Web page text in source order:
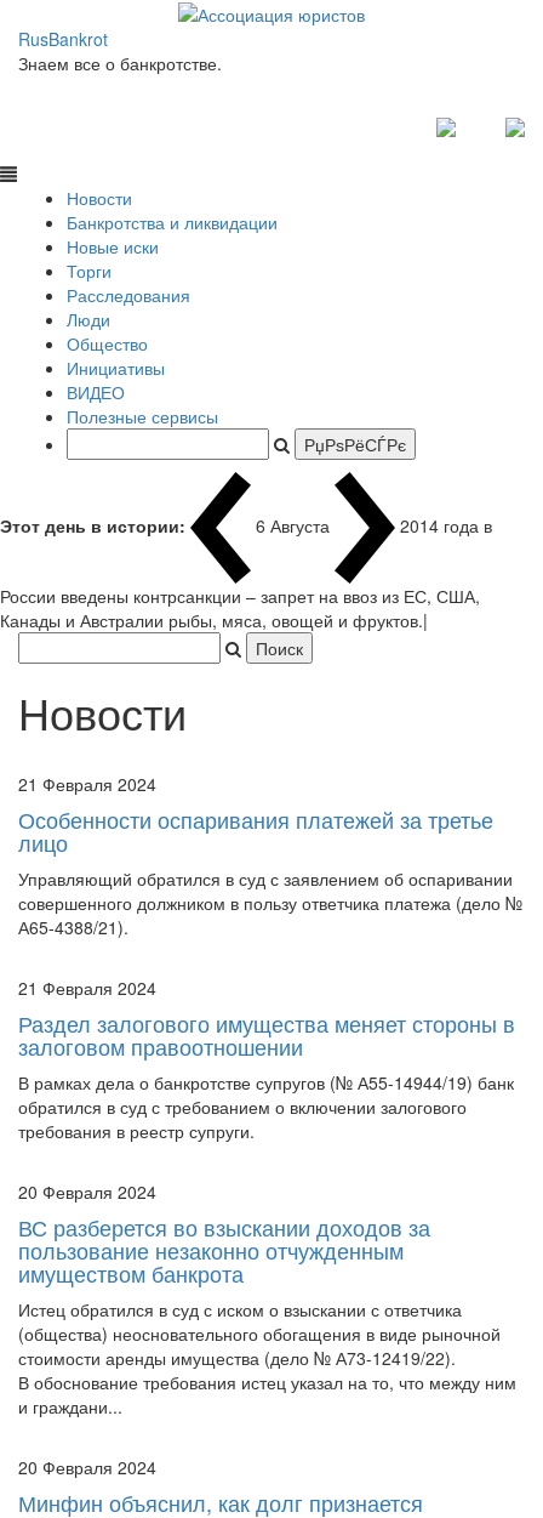
RusBankrot
Знаем все о банкротстве.
Новости
Банкротства и ликвидации
Новые иски
Торги
Расследования
Люди
Общество
Инициативы
ВИДЕО
Полезные сервисы
Этот день в истории: 6 Августа 2014 года в
России введены контрсанкции – запрет на ввоз из ЕС, США,
Канады и Австралии |
Новости
21 Февраля 2024
Особенности оспаривания платежей за третье
лицо
Управляющий обратился в суд с заявлением об оспаривании
совершенного должником в пользу ответчика платежа (дело №
А65-4388/21).
21 Февраля 2024
Раздел залогового имущества меняет стороны в
залоговом правоотношении
В рамках дела о банкротстве супругов (№ А55-14944/19) банк
обратился в суд с требованием о включении залогового
требования в реестр супруги.
20 Февраля 2024
ВС разберется во взыскании доходов за
пользование незаконно отчужденным
имуществом банкрота
Истец обратился в суд с иском о взыскании с ответчика
(общества) неосновательного обогащения в виде рыночной
стоимости аренды имущества (дело № А73-12419/22).
В обоснование требования истец указал на то, что между ним
и граждани...
20 Февраля 2024
Минфин объяснил, как долг признается